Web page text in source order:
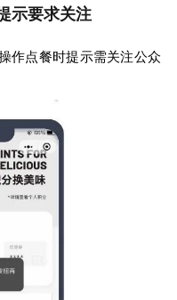
示要求关注
作点餐时提示需关注公众